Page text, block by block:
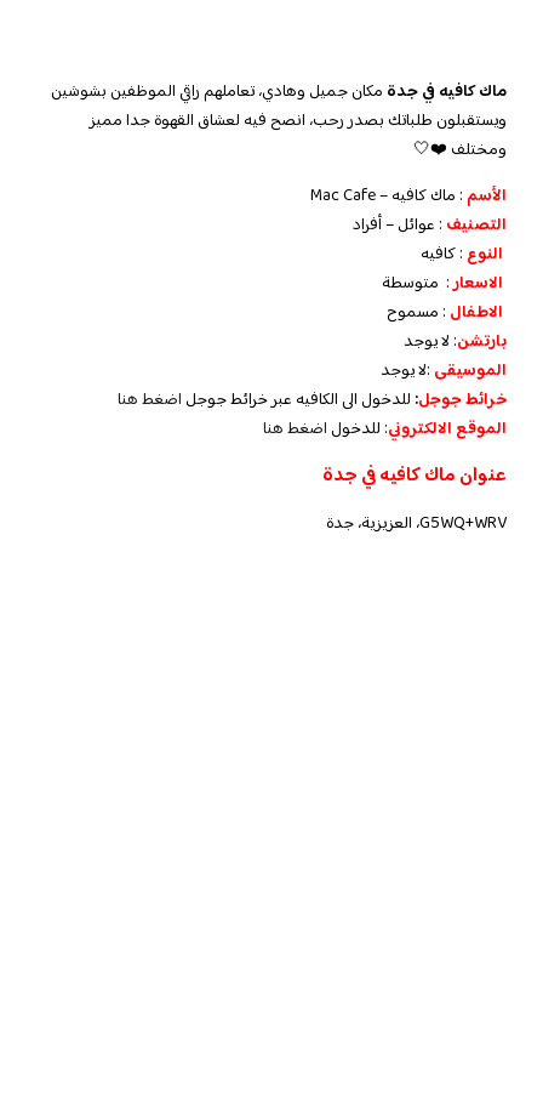
ماك كافيه في جدة مكان جميل وهادي، تعاملهم راقي الموظفين بشوشين
ويستقبلون طلباتك بصدر رحب، انصح فيه لعشاق القهوة جدا مميز
ومختلف ❤️🤍
الأسم : ماك كافيه – Mac Cafe
التصنيف : عوائل – أفراد
النوع : كافيه
الاسعار: متوسطة
الاطفال : مسموح
بارتشن: لا يوجد
الموسيقى :لا يوجد
خرائط جوجل: للدخول الى الكافيه عبر خرائط جوجل اضغط هنا
الموقع الالكتروني: للدخولاضغط هنا
عنوان ماك كافيه في جدة
G5WQ+WRV، العزيزية، جدة